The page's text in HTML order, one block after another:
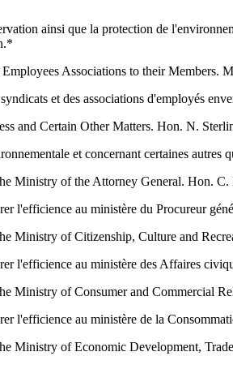
ainsi que la protection de
Associations to their Members.
et des associations d'employés
and Certain Other Matters. Hon. N.
et concernant certaines autres
Ministry of the Attorney General. Hon. C.
l'efficience au ministère du Procureur
Ministry of Citizenship, Culture and
l'efficience au ministère des Affaires
Ministry of Consumer and Commercial
l'efficience au ministère de la
Ministry of Economic Development,